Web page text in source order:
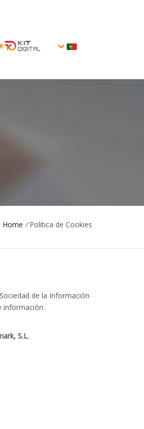
Home /Política de Cookies
de la Información
información:
S.L.